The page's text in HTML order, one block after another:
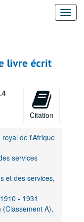
livre écrit
Citation
de l'Afrique
services
et des services,
- 1931
A),
d'appui
1895-1960